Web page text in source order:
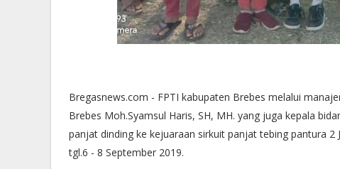
Bregasnews.com - FPTI kabupaten Brebes melalui
Brebes Moh.Syamsul Haris, SH, MH. yang juga kepala
panjat dinding ke kejuaraan sirkuit panjat tebing pantura 2
tgl.6 - 8 September 2019.